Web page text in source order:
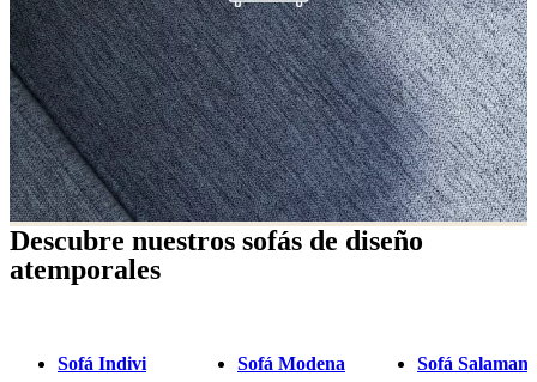
Descubre nuestros sofás de diseño
atemporales
Sofá Indivi Sofá Modena Sofá